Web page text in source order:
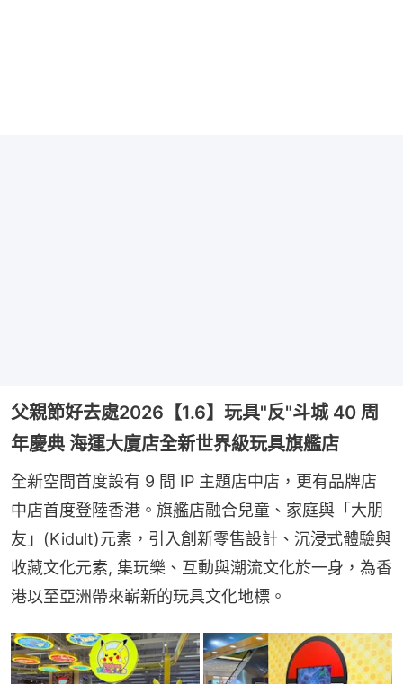
父親節好去處2026【1.6】玩具"反"斗城 40 周
年慶典 海運大廈店全新世界級玩具旗艦店
全新空間首度設有 9 間 IP 主題店中店，更有品牌店
中店首度登陸香港。旗艦店融合兒童、家庭與「大朋
友」(Kidult)元素，引入創新零售設計、沉浸式體驗與
收藏文化元素, 集玩樂、互動與潮流文化於一身，為香
港以至亞洲帶來嶄新的玩具文化地標。